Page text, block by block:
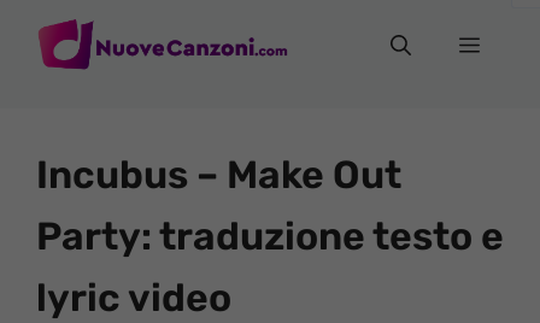
Menu
Incubus – Make Out
Party: traduzione testo e
lyric video